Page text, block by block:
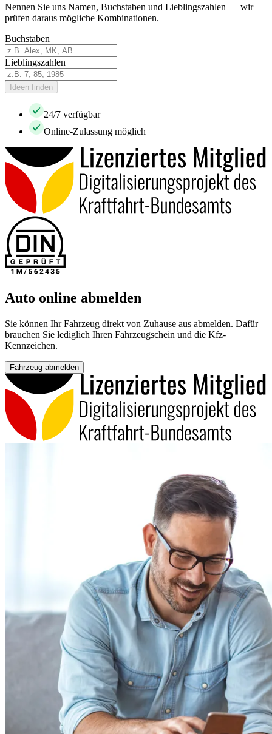
Nennen Sie uns Namen, Buchstaben und Lieblingszahlen — wir
prüfen daraus mögliche Kombinationen.
Buchstaben
Lieblingszahlen
Ideen finden
24/7 verfügbar
Online-Zulassung möglich
Auto online abmelden
Sie können Ihr Fahrzeug direkt von Zuhause aus abmelden. Dafür
brauchen Sie lediglich Ihren Fahrzeugschein und die Kfz-
Kennzeichen.
Fahrzeug abmelden